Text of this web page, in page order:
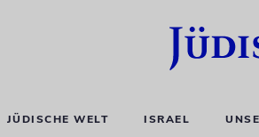
JÜDISCHE WELT ISRAEL